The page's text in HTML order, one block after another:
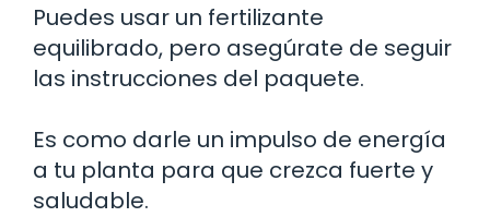
Puedes usar un fertilizante
equilibrado, pero asegúrate de seguir
las instrucciones del paquete.
Es como darle un impulso de energía
a tu planta para que crezca fuerte y
saludable.